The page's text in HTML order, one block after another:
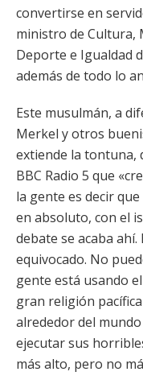
convertirse en
ministro de Cultura,
Deporte e Igualdad
además de todo lo
Este musulmán, a
Merkel y otros
extiende la tontuna,
BBC Radio 5 que
la gente es decir
en absoluto, con el
debate se acaba ahí.
equivocado. No
gente está usando
gran religión
alrededor del
ejecutar sus
más alto, pero no